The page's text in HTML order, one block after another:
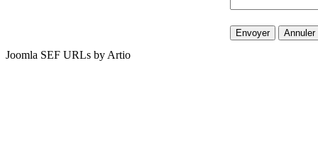
Envoyer Annuler
Joomla SEF URLs by Artio